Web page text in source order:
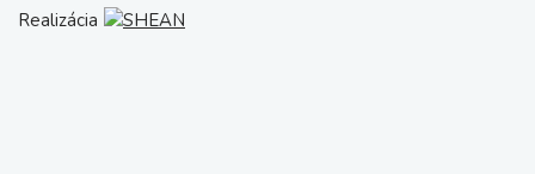
Realizácia